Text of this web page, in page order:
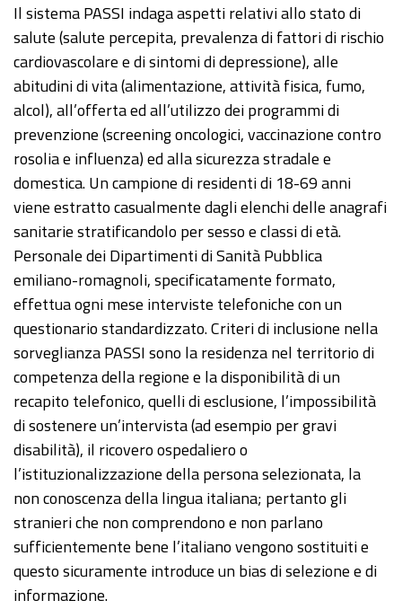
Il sistema PASSI indaga aspetti relativi allo stato di
salute (salute percepita, prevalenza di fattori di rischio
cardiovascolare e di sintomi di depressione), alle
abitudini di vita (alimentazione, attività fisica, fumo,
alcol), all’offerta ed all’utilizzo dei programmi di
prevenzione (screening oncologici, vaccinazione contro
rosolia e influenza) ed alla sicurezza stradale e
domestica. Un campione di residenti di 18-69 anni
viene estratto casualmente dagli elenchi delle anagrafi
sanitarie stratificandolo per sesso e classi di età.
Personale dei Dipartimenti di Sanità Pubblica
emiliano-romagnoli, specificatamente formato,
effettua ogni mese interviste telefoniche con un
questionario standardizzato. Criteri di inclusione nella
sorveglianza PASSI sono la residenza nel territorio di
competenza della regione e la disponibilità di un
recapito telefonico, quelli di esclusione, l’impossibilità
di sostenere un’intervista (ad esempio per gravi
disabilità), il ricovero ospedaliero o
l’istituzionalizzazione della persona selezionata, la
non conoscenza della lingua italiana; pertanto gli
stranieri che non comprendono e non parlano
sufficientemente bene l’italiano vengono sostituiti e
questo sicuramente introduce un bias di selezione e di
informazione.